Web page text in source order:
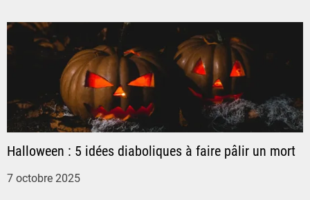
d
e
a
r
Halloween : 5 idées diaboliques à faire pâlir un mort
7 octobre 2025